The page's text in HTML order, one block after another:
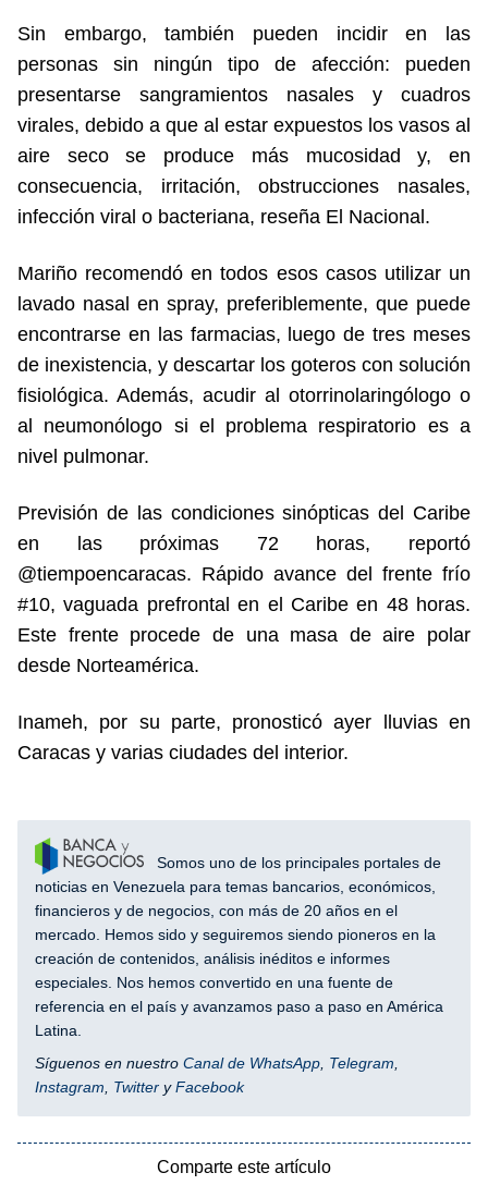
Sin embargo, también pueden incidir en las
personas sin ningún tipo de afección: pueden
presentarse sangramientos nasales y cuadros
virales, debido a que al estar expuestos los vasos al
aire seco se produce más mucosidad y, en
consecuencia, irritación, obstrucciones nasales,
infección viral o bacteriana, reseña El Nacional.
Mariño recomendó en todos esos casos utilizar un
lavado nasal en spray, preferiblemente, que puede
encontrarse en las farmacias, luego de tres meses
de inexistencia, y descartar los goteros con solución
fisiológica. Además, acudir al otorrinolaringólogo o
al neumonólogo si el problema respiratorio es a
nivel pulmonar.
Previsión de las condiciones sinópticas del Caribe
en las próximas 72 horas, reportó
@tiempoencaracas. Rápido avance del frente frío
#10, vaguada prefrontal en el Caribe en 48 horas.
Este frente procede de una masa de aire polar
desde Norteamérica.
Inameh, por su parte, pronosticó ayer lluvias en
Caracas y varias ciudades del interior.
Somos uno de los principales portales de
noticias en Venezuela para temas bancarios, económicos,
financieros y de negocios, con más de 20 años en el
mercado. Hemos sido y seguiremos siendo pioneros en la
creación de contenidos, análisis inéditos e informes
especiales. Nos hemos convertido en una fuente de
referencia en el país y avanzamos paso a paso en América
Latina.
Síguenos en nuestro Canal de WhatsApp Telegram
Instagram
Twitter yFacebook
Comparte este artículo